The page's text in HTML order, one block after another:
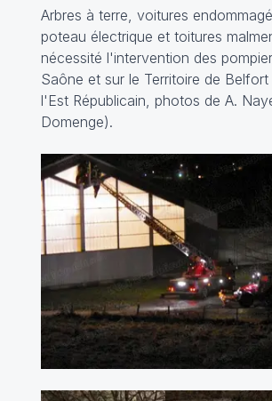
Arbres à terre, voitures
poteau électrique et toitures
nécessité l'intervention des
Saône et sur le Territoire de Belfort
l'Est Républicain, photos de A.
Domenge).